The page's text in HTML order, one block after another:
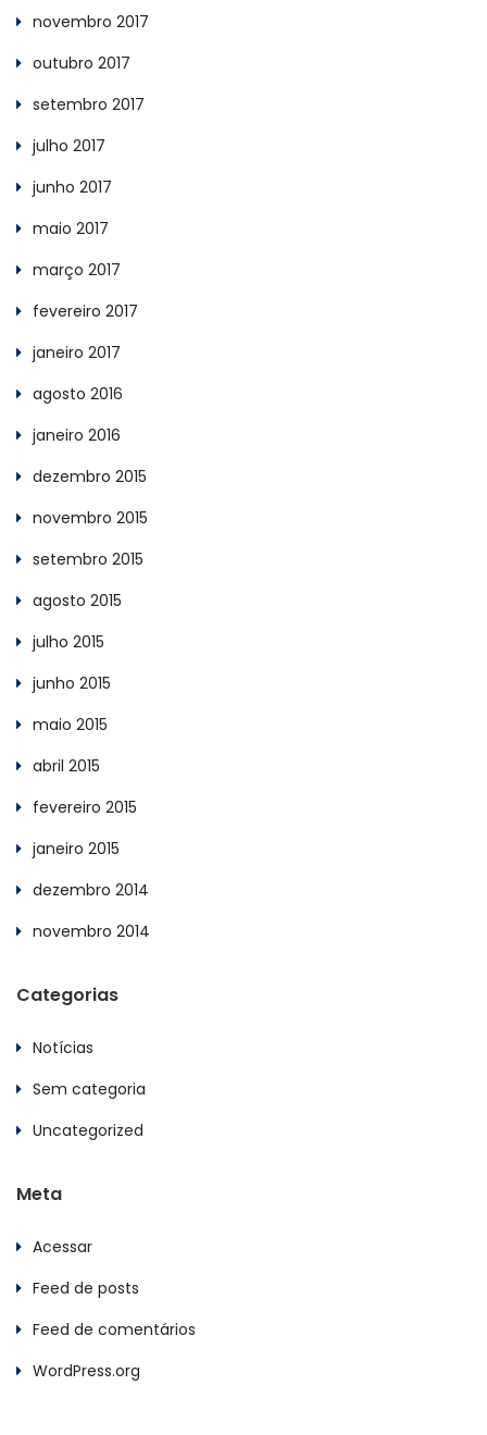
novembro 2017
outubro 2017
setembro 2017
julho 2017
junho 2017
maio 2017
março 2017
fevereiro 2017
janeiro 2017
agosto 2016
janeiro 2016
dezembro 2015
novembro 2015
setembro 2015
agosto 2015
julho 2015
junho 2015
maio 2015
abril 2015
fevereiro 2015
janeiro 2015
dezembro 2014
novembro 2014
Categorias
Notícias
Sem categoria
Uncategorized
Meta
Acessar
Feed de posts
Feed de comentários
WordPress.org